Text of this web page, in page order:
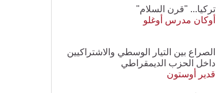
تركيا... "قرن السلام"
أوكان مدرس أوغلو
الصراع بين التيار الوسطي والاشتراكيين
داخل الحزب الديمقراطي
قدير أوستون